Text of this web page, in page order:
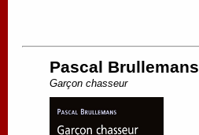
Pascal Brullemans
Garçon chasseur